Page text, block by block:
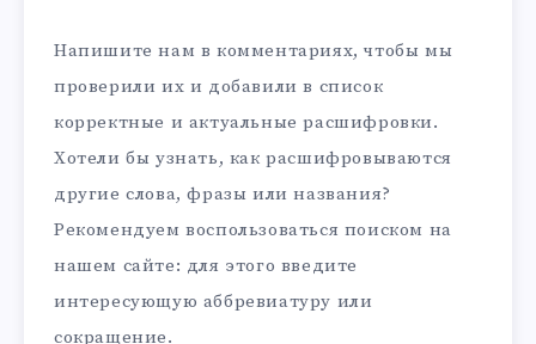
Напишите нам в комментариях, чтобы мы
проверили их и добавили в список
корректные и актуальные расшифровки.
Хотели бы узнать, как расшифровываются
другие слова, фразы или названия?
Рекомендуем воспользоваться поиском на
нашем сайте: для этого введите
интересующую аббревиатуру или
сокращение.